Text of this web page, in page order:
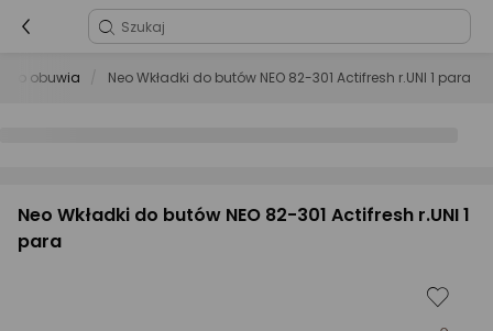
do obuwia Neo Wkładki do butów NEO 82-301 Actifresh r.UNI 1 para
Neo Wkładki do butów NEO 82-301 Actifresh r.UNI 1
para